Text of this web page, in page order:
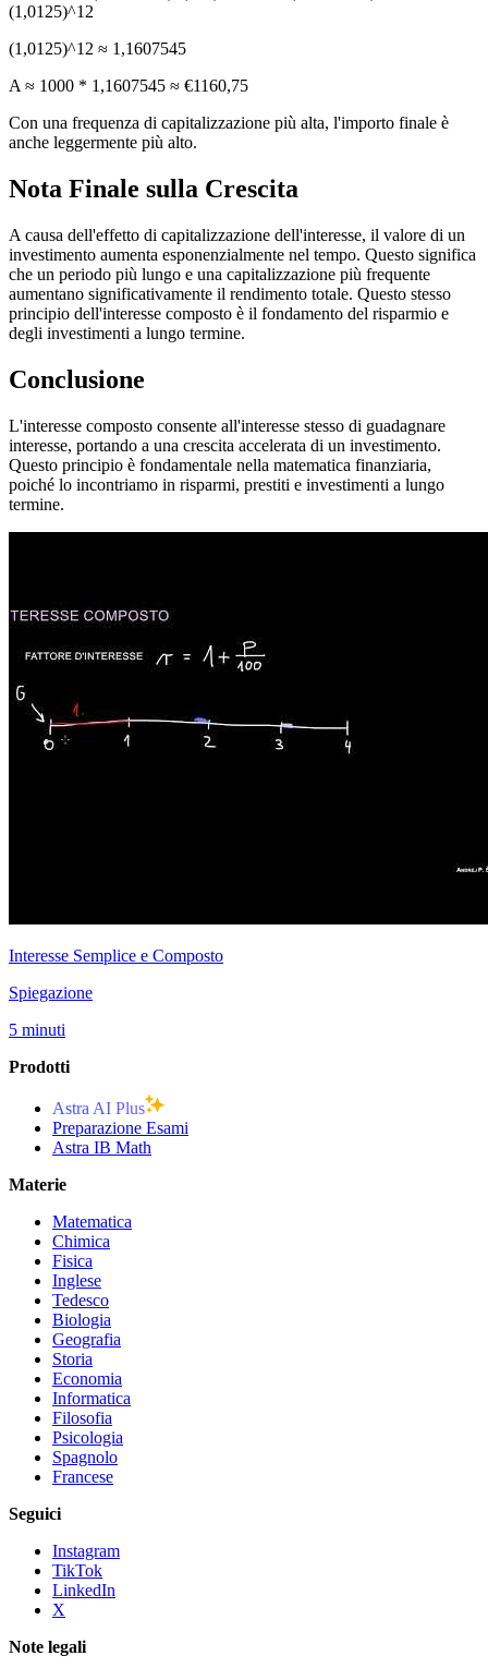
(1,0125)^12
(1,0125)^12 ≈ 1,1607545
A ≈ 1000 * 1,1607545 ≈ €1160,75
Con una frequenza di capitalizzazione più alta, l'importo finale è
anche leggermente più alto.
Nota Finale sulla Crescita
A causa dell'effetto di capitalizzazione dell'interesse, il valore di un
investimento aumenta esponenzialmente nel tempo. Questo significa
che un periodo più lungo e una capitalizzazione più frequente
aumentano significativamente il rendimento totale. Questo stesso
principio dell'interesse composto è il fondamento del risparmio e
degli investimenti a lungo termine.
Conclusione
L'interesse composto consente all'interesse stesso di guadagnare
interesse, portando a una crescita accelerata di un investimento.
Questo principio è fondamentale nella matematica finanziaria,
poiché lo incontriamo in risparmi, prestiti e investimenti a lungo
termine.
Interesse Semplice e Composto
Spiegazione
5 minuti
Prodotti
Astra AI Plus
Preparazione Esami
Astra IB Math
Materie
Matematica
Chimica
Fisica
Inglese
Tedesco
Biologia
Geografia
Storia
Economia
Informatica
Filosofia
Psicologia
Spagnolo
Francese
Seguici
Instagram
TikTok
LinkedIn
X
Note legali